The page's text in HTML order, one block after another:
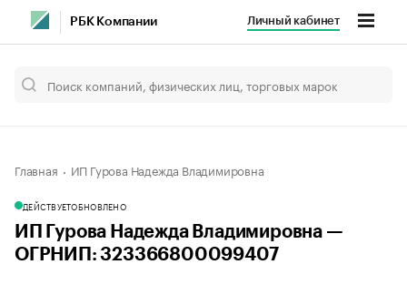
РБК Компании Личный кабинет
Главная ИП Гурова Надежда Владимировна
ДЕЙСТВУЕТОБНОВЛЕНО
ИП Гурова Надежда Владимировна —
ОГРНИП: 323366800099407